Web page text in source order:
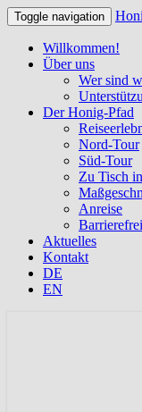
Toggle navigation
Willkommen!
Über uns
Wer sind
Der Honig-Pfad
Nord-Tour
Süd-Tour
Zu Tisch
Anreise
Aktuelles
Kontakt
DE
EN